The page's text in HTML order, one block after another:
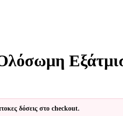
δόσεις στο checkout.